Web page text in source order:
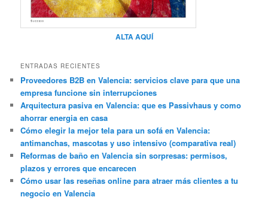
ALTA AQUÍ
ENTRADAS RECIENTES
Proveedores B2B en Valencia: servicios clave para que una
empresa funcione sin interrupciones
Arquitectura pasiva en Valencia: que es Passivhaus y como
ahorrar energia en casa
Cómo elegir la mejor tela para un sofá en Valencia:
antimanchas, mascotas y uso intensivo (comparativa real)
Reformas de baño en Valencia sin sorpresas: permisos,
plazos y errores que encarecen
Cómo usar las reseñas online para atraer más clientes a tu
negocio en Valencia